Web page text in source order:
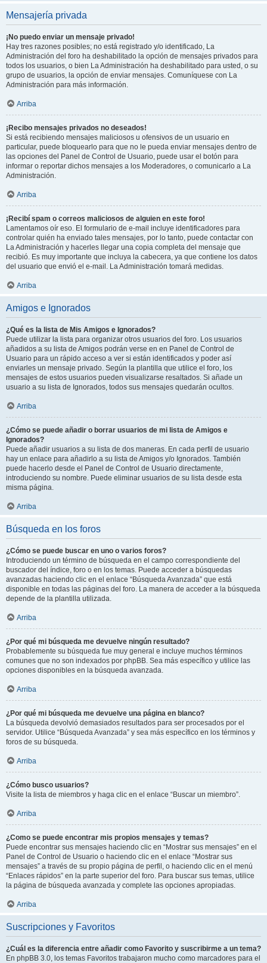
Mensajería privada
¡No puedo enviar un mensaje privado!
Hay tres razones posibles; no está registrado y/o identificado, La
Administración del foro ha deshabilitado la opción de mensajes privados para
todos los usuarios, o bien La Administración ha deshabilitado para usted, o su
grupo de usuarios, la opción de enviar mensajes. Comuníquese con La
Administración para más información.
Arriba
¡Recibo mensajes privados no deseados!
Si está recibiendo mensajes maliciosos u ofensivos de un usuario en
particular, puede bloquearlo para que no le pueda enviar mensajes dentro de
las opciones del Panel de Control de Usuario, puede usar el botón para
informar o reportar dichos mensajes a los Moderadores, o comunicarlo a La
Administración.
Arriba
¡Recibí spam o correos maliciosos de alguien en este foro!
Lamentamos oír eso. El formulario de e-mail incluye identificadores para
controlar quién ha enviado tales mensajes, por lo tanto, puede contactar con
La Administración y hacerles llegar una copia completa del mensaje que
recibió. Es muy importante que incluya la cabecera, ya que contiene los datos
del usuario que envió el e-mail. La Administración tomará medidas.
Arriba
Amigos e Ignorados
¿Qué es la lista de Mis Amigos e Ignorados?
Puede utilizar la lista para organizar otros usuarios del foro. Los usuarios
añadidos a su lista de Amigos podrán verse en en Panel de Control de
Usuario para un rápido acceso a ver si están identificados y poder así
enviarles un mensaje privado. Según la plantilla que utilice el foro, los
mensajes de estos usuarios pueden visualizarse resaltados. Si añade un
usuario a su lista de Ignorados, todos sus mensajes quedarán ocultos.
Arriba
¿Cómo se puede añadir o borrar usuarios de mi lista de Amigos e
Ignorados?
Puede añadir usuarios a su lista de dos maneras. En cada perfil de usuario
hay un enlace para añadirlo a su lista de Amigos y/o Ignorados. También
puede hacerlo desde el Panel de Control de Usuario directamente,
introduciendo su nombre. Puede eliminar usuarios de su lista desde esta
misma página.
Arriba
Búsqueda en los foros
¿Cómo se puede buscar en uno o varios foros?
Introduciendo un término de búsqueda en el campo correspondiente del
buscador del índice, foro o en los temas. Puede acceder a búsquedas
avanzadas haciendo clic en el enlace “Búsqueda Avanzada” que está
disponible en todas las páginas del foro. La manera de acceder a la búsqueda
depende de la plantilla utilizada.
Arriba
¿Por qué mi búsqueda me devuelve ningún resultado?
Probablemente su búsqueda fue muy general e incluye muchos términos
comunes que no son indexados por phpBB. Sea más específico y utilice las
opciones disponibles en la búsqueda avanzada.
Arriba
¿Por qué mi búsqueda me devuelve una página en blanco?
La búsqueda devolvió demasiados resultados para ser procesados por el
servidor. Utilice “Búsqueda Avanzada” y sea más específico en los términos y
foros de su búsqueda.
Arriba
¿Cómo busco usuarios?
Visite la lista de miembros y haga clic en el enlace “Buscar un miembro”.
Arriba
¿Como se puede encontrar mis propios mensajes y temas?
Puede encontrar sus mensajes haciendo clic en “Mostrar sus mensajes” en el
Panel de Control de Usuario o haciendo clic en el enlace “Mostrar sus
mensajes” a través de su propio página de perfil, o haciendo clic en el menú
“Enlaces rápidos” en la parte superior del foro. Para buscar sus temas, utilice
la página de búsqueda avanzada y complete las opciones apropiadas.
Arriba
Suscripciones y Favoritos
¿Cuál es la diferencia entre añadir como Favorito y suscribirme a un tema?
En phpBB 3.0, los temas Favoritos trabajaron mucho como marcadores para el